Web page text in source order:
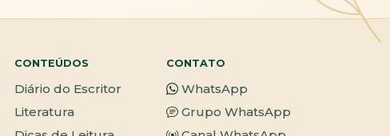
CONTEÚDOS
Diário do Escritor
Literatura
CONTATO
WhatsApp
Grupo WhatsApp